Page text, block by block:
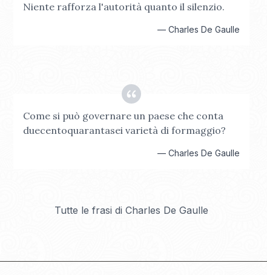
Niente rafforza l'autorità quanto il silenzio.
— Charles De Gaulle
Come si può governare un paese che conta
duecentoquarantasei varietà di formaggio?
— Charles De Gaulle
Tutte le frasi di Charles De Gaulle